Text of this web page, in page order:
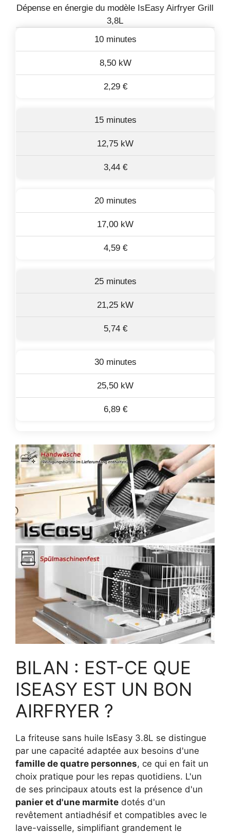
Dépense en énergie du modèle IsEasy Airfryer Grill
3,8L
10 minutes
8,50 kW
2,29 €
15 minutes
12,75 kW
3,44 €
20 minutes
17,00 kW
4,59 €
25 minutes
21,25 kW
5,74 €
30 minutes
25,50 kW
6,89 €
BILAN : EST-CE QUE
ISEASY EST UN BON
AIRFRYER ?
La friteuse sans huile IsEasy 3.8L se distingue
par une capacité adaptée aux besoins d'une
famille de quatre personnes, ce qui en fait un
choix pratique pour les repas quotidiens. L'un
de ses principaux atouts est la présence d'un
panier et d'une marmite dotés d'un
revêtement antiadhésif et compatibles avec le
lave-vaisselle, simplifiant grandement le